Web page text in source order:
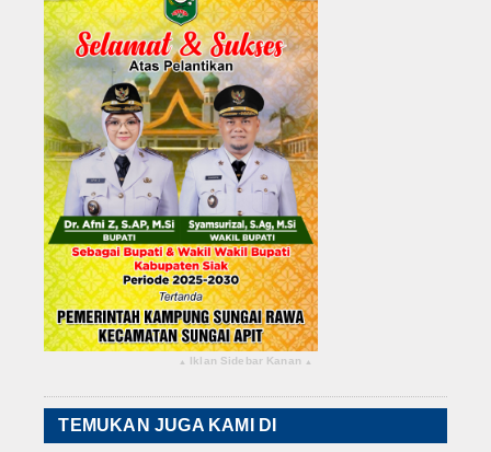
▴ Iklan Sidebar Kanan ▴
TEMUKAN JUGA KAMI DI